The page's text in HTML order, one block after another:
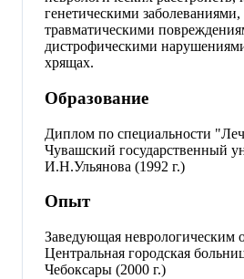
генетическими
травматическими
дистрофическими
хрящах.
Образование
Диплом по специальности
Чувашский государственный
И.Н.Ульянова (1992 г.)
Опыт
Заведующая неврологическим
Центральная городская
Чебоксары (2000 г.)